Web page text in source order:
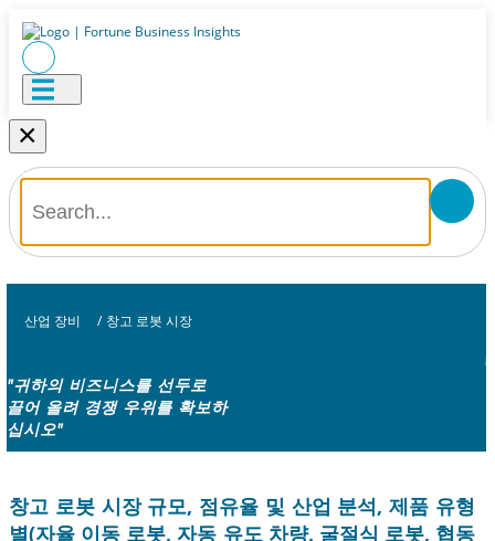
×
산업 장비 / 창고 로봇 시장
"귀하의 비즈니스를 선두로
끌어 올려 경쟁 우위를 확보하
십시오"
창고 로봇 시장 규모, 점유율 및 산업 분석, 제품 유형
별(자율 이동 로봇, 자동 유도 차량, 굴절식 로봇, 협동